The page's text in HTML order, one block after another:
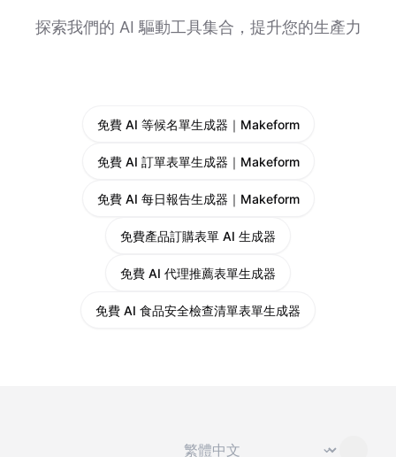
探索我們的 AI 驅動工具集合，提升您的生產力
免費 AI 等候名單生成器｜Makeform
免費 AI 訂單表單生成器｜Makeform
免費 AI 每日報告生成器｜Makeform
免費產品訂購表單 AI 生成器
免費 AI 代理推薦表單生成器
免費 AI 食品安全檢查清單表單生成器
切換語言 ⌄